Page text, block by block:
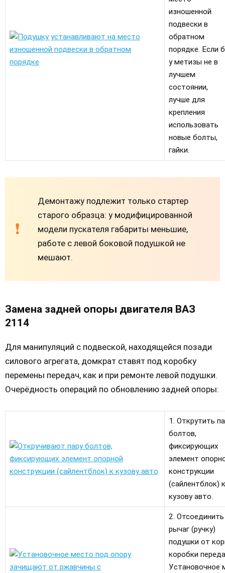
изношенной
подвески в
обратном
порядке. Если
у метизы не в
лучшем
состоянии,
лучше для
крепления
использовать
новые болты,
гайки.
Демонтажу подлежит только стартер
старого образца: у модифицированной
модели пускателя габариты меньшие,
работе с левой боковой подушкой не
мешают.
Замена задней опоры двигателя ВАЗ
2114
Для манипуляций с подвеской, находящейся позади
силового агрегата, домкрат ставят под коробку
перемены передач, как и при ремонте левой подушки.
Очерёдность операций по обновлению задней опоры:
1. Открутить
болтов,
фиксирующих
элемент
конструкции
(сайлентблок) к
кузову авто.
2. Отсоединить
рычаг (ручку)
подушки от
коробки
Установочное